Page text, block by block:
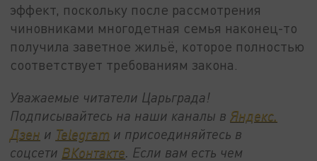
эффект, поскольку после рассмотрения
чиновниками многодетная семья наконец-то
получила заветное жильё, которое полностью
соответствует требованиям закона.
Уважаемые читатели Царьграда!
Подписывайтесь на наши каналы в Яндекс.
Дзен и Telegram и присоединяйтесь в
соцсети ВКонтакте . Если вам есть чем